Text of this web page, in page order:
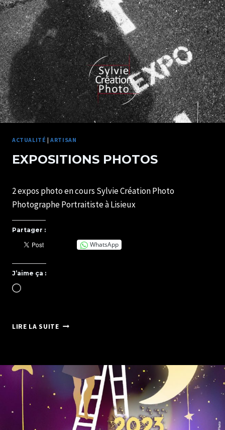
2023
ACTUALITÉ |ARTISAN
EXPOSITIONS PHOTOS
SYLVIE
CHATELAIS
2 expos photo en cours Sylvie Création Photo
Photographe Portraitiste à Lisieux
Partager :
WhatsApp
J’aime ça :
Chargement…
LIRE LA SUITEEXPOSITIONS